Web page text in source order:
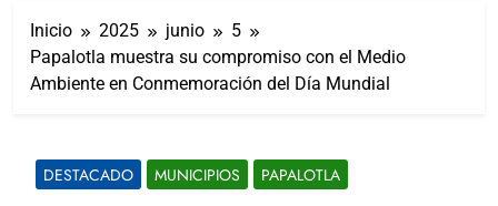
Ferias 2026: La Flor Tlaxcalteca”
Agosto 7, 2026
Carlos Augusto Pérez Hernández
reafirma su compromiso con la
por la DEA antes de que concluya
su mandato
Agosto 7, 2026
Inicio 2025 junio
5
Papalotla muestra su compromiso con el Medio
Ambiente en Conmemoración del Día Mundial
DESTACADO MUNICIPIOS PAPALOTLA